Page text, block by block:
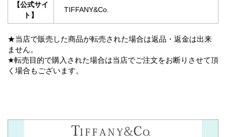
【公式サイ
ト】
TIFFANY&Co.
★当店で販売した商品が転売された場合は返品・返金は出来
ません。
★転売目的で購入された場合は当店でご注文をお断りさせて頂
く場合もございます。